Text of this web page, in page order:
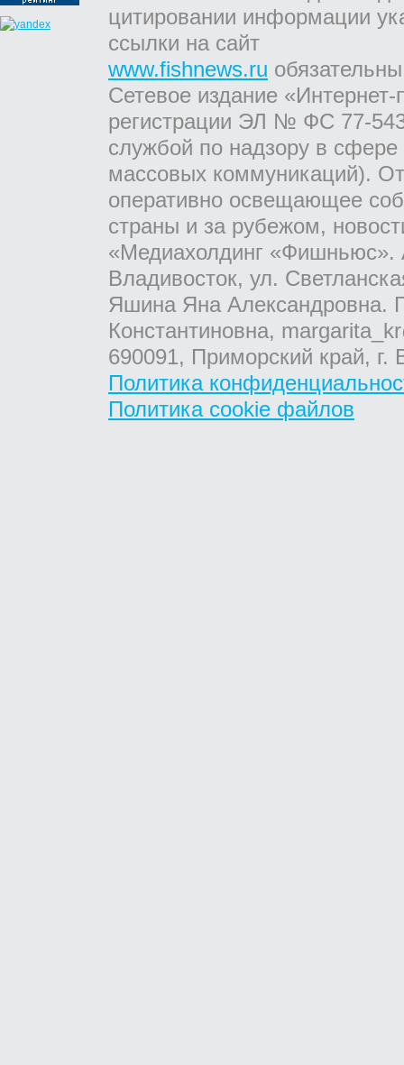
цитировании информации
ссылки на сайт
www.fishnews.ru
Сетевое издание
регистрации ЭЛ № ФС 77-
службой по надзору в
массовых коммуникаций).
оперативно освещающее
страны и за рубежом,
«Медиахолдинг «Фишньюс».
Владивосток, ул.
Яшина Яна Александровна.
Константиновна,
690091, Приморский край,
Политика
Политика cookie файлов